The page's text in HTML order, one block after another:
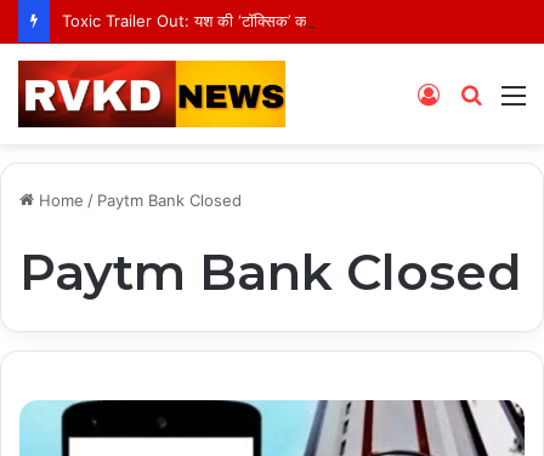
Search
Log
Home / Paytm Bank Closed
Paytm Bank Closed